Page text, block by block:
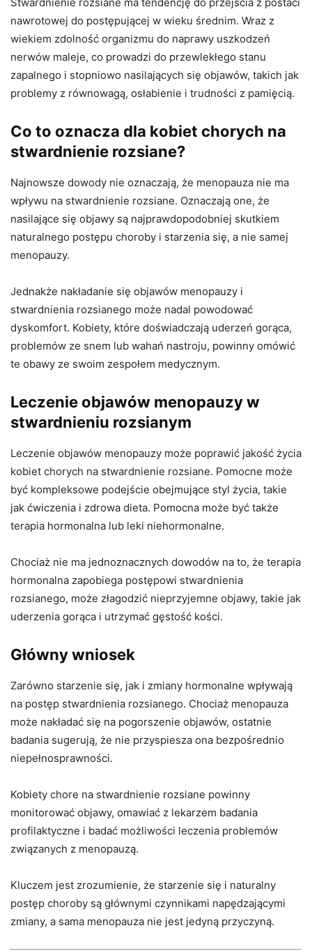
nawrotowej do postępującej w wieku średnim. Wraz z
wiekiem zdolność organizmu do naprawy uszkodzeń
nerwów maleje, co prowadzi do przewlekłego stanu
zapalnego i stopniowo nasilających się objawów, takich jak
problemy z równowagą, osłabienie i trudności z pamięcią.
Co to oznacza dla kobiet chorych na
stwardnienie rozsiane?
Najnowsze dowody nie oznaczają, że menopauza nie ma
wpływu na stwardnienie rozsiane. Oznaczają one, że
nasilające się objawy są najprawdopodobniej skutkiem
naturalnego postępu choroby i starzenia się, a nie samej
menopauzy.
Jednakże nakładanie się objawów menopauzy i
stwardnienia rozsianego może nadal powodować
dyskomfort. Kobiety, które doświadczają uderzeń gorąca,
problemów ze snem lub wahań nastroju, powinny omówić
te obawy ze swoim zespołem medycznym.
Leczenie objawów menopauzy w
stwardnieniu rozsianym
Leczenie objawów menopauzy może poprawić jakość życia
kobiet chorych na stwardnienie rozsiane. Pomocne może
być kompleksowe podejście obejmujące styl życia, takie
jak ćwiczenia i zdrowa dieta. Pomocna może być także
terapia hormonalna lub leki niehormonalne.
Chociaż nie ma jednoznacznych dowodów na to, że terapia
hormonalna zapobiega postępowi stwardnienia
rozsianego, może złagodzić nieprzyjemne objawy, takie jak
uderzenia gorąca i utrzymać gęstość kości.
Główny wniosek
Zarówno starzenie się, jak i zmiany hormonalne wpływają
na postęp stwardnienia rozsianego. Chociaż menopauza
może nakładać się na pogorszenie objawów, ostatnie
badania sugerują, że nie przyspiesza ona bezpośrednio
niepełnosprawności.
Kobiety chore na stwardnienie rozsiane powinny
monitorować objawy, omawiać z lekarzem badania
profilaktyczne i badać możliwości leczenia problemów
związanych z menopauzą.
Kluczem jest zrozumienie, że starzenie się i naturalny
postęp choroby są głównymi czynnikami napędzającymi
zmiany, a sama menopauza nie jest jedyną przyczyną.